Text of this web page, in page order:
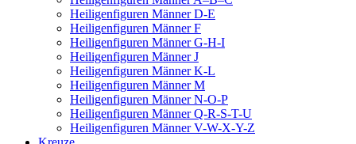
Heiligenfiguren Männer D-E
Heiligenfiguren Männer F
Heiligenfiguren Männer G-H-I
Heiligenfiguren Männer J
Heiligenfiguren Männer K-L
Heiligenfiguren Männer M
Heiligenfiguren Männer N-O-P
Heiligenfiguren Männer Q-R-S-T-U
Heiligenfiguren Männer V-W-X-Y-Z